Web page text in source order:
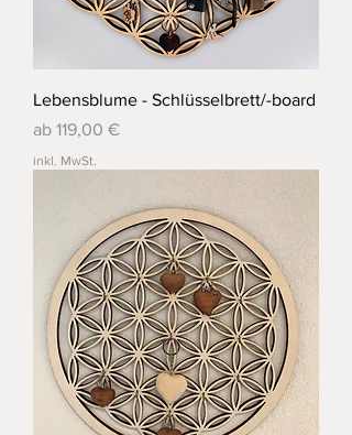
Lebensblume - Schlüsselbrett/-board
ab 119,00 €
Sale-Preis
inkl. MwSt.